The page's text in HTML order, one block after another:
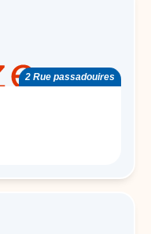
2 Rue passadouires